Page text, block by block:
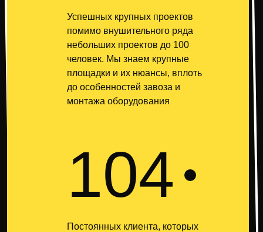
Успешных крупных проектов
помимо внушительного ряда
небольших проектов до 100
человек. Мы знаем крупные
площадки и их нюансы, вплоть
до особенностей завоза и
монтажа оборудования
104
Постоянных клиента, которых